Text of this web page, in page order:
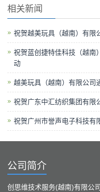
相关新闻
祝贺越美玩具（越南）有限
祝贺蓝创捷特佳科技（越南
动
越美玩具（越南）有限公司
祝贺广东中汇纺织集团有限
祝贺广州市誉声电子科技有
公司简介
创思维技术服务(越南)有限公